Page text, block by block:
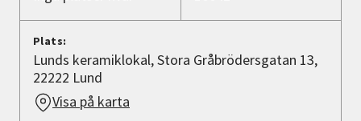
Plats:
Lunds keramiklokal, Stora Gråbrödersgatan 13,
22222 Lund
Visa på karta